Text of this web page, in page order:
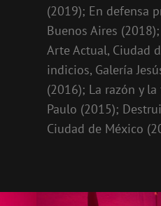
(2019); En defensa
Buenos Aires
Arte Actual, Ciudad
indicios, Galería
(2016); La razón y la
Paulo (2015);
Ciudad de México